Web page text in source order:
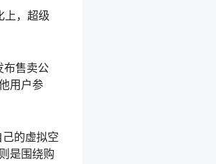
上，超级
布售卖公
用户参
的虚拟空
是围绕购